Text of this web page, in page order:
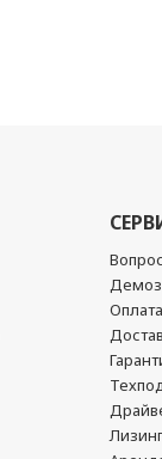
Оплата
Лизинг